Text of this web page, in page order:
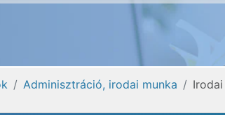
Adminisztráció, irodai munka